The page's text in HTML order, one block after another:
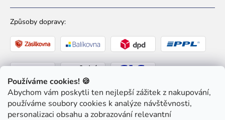
Používáme cookies! 🍪
Abychom vám poskytli ten nejlepší zážitek z nakupování,
používáme soubory cookies k analýze návštěvnosti,
personalizaci obsahu a zobrazování relevantní
Způsoby dopravy:
Způsoby platby: